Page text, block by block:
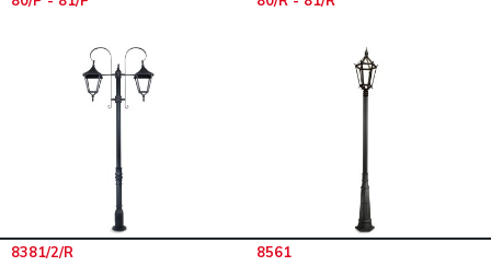
8381/2/R 8561